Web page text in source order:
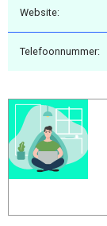
Website:
Telefoonnummer: